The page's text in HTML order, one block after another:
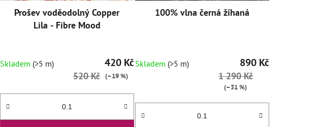
Prošev voděodolný Copper
Lila - Fibre Mood
Skladem (>5 m) 420 Kč
520 Kč (–19 %)
100% vlna černá žíhaná
Skladem (>5 m) 890 Kč
1 290 Kč
(–31 %)